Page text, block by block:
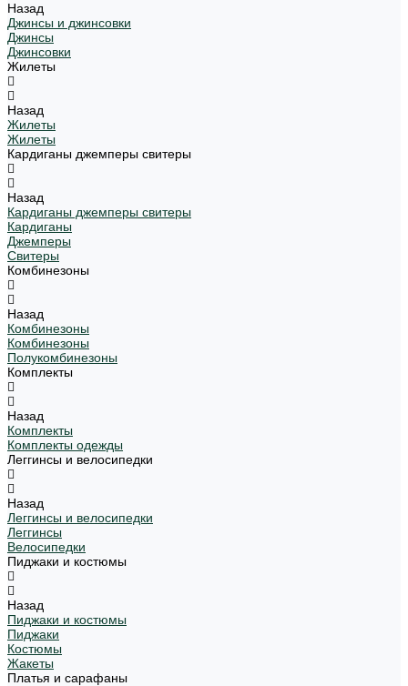
Назад
Джинсы и джинсовки
Джинсы
Джинсовки
Жилеты
Назад
Жилеты
Жилеты
Кардиганы джемперы свитеры
Назад
Кардиганы джемперы свитеры
Кардиганы
Джемперы
Свитеры
Комбинезоны
Назад
Комбинезоны
Комбинезоны
Полукомбинезоны
Комплекты
Назад
Комплекты
Комплекты одежды
Леггинсы и велосипедки
Назад
Леггинсы и велосипедки
Леггинсы
Велосипедки
Пиджаки и костюмы
Назад
Пиджаки и костюмы
Пиджаки
Костюмы
Жакеты
Платья и сарафаны